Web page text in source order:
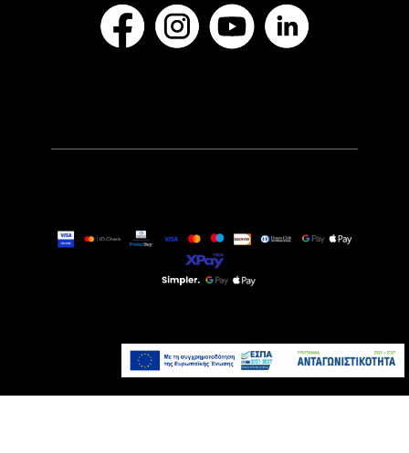
Προσθήκη στο καλάθι